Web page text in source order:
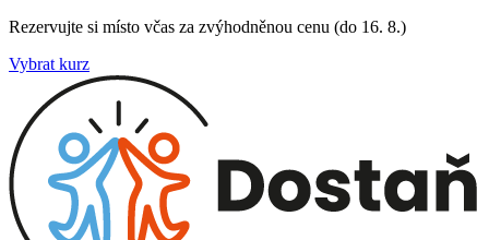
Rezervujte si místo včas za zvýhodněnou cenu (do 16. 8.)
Vybrat kurz